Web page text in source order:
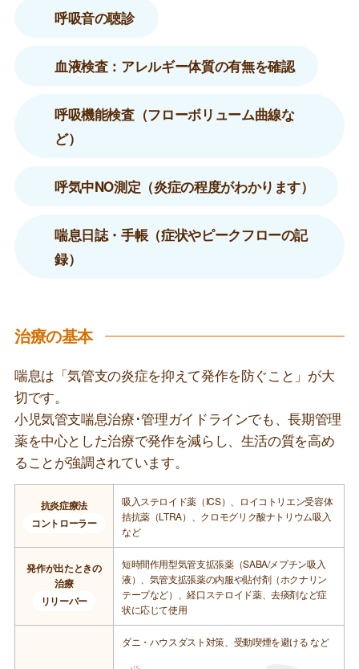
呼吸音の聴診
血液検査：アレルギー体質の有無を確認
呼吸機能検査（フローボリューム曲線な
ど）
呼気中NO測定（炎症の程度がわかります）
喘息日誌・手帳（症状やピークフローの記
録）
治療の基本
喘息は「気管支の炎症を抑えて発作を防ぐこと」が大
切です。
小児気管支喘息治療･管理ガイドラインでも、長期管理
薬を中心とした治療で発作を減らし、生活の質を高め
ることが強調されています。
抗炎症療法
コントローラー
吸入ステロイド薬（ICS）、ロイコトリエン受容体
拮抗薬（LTRA）、クロモグリク酸ナトリウム吸入
など
発作が出たときの
治療
リリーバー
短時間作用型気管支拡張薬（SABA/メプチン吸入
液）、気管支拡張薬の内服や貼付剤（ホクナリン
テープなど）、経口ステロイド薬、去痰剤など症
状に応じて使用
ダニ・ハウスダスト対策、受動喫煙を避ける など